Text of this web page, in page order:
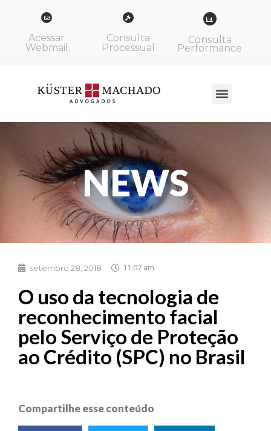
Acessar
Webmail
Consulta
Processual
Consulta
Performance
NEWS
setembro 28, 2018 11:07 am
O uso da tecnologia de
reconhecimento facial
pelo Serviço de Proteção
ao Crédito (SPC) no Brasil
Compartilhe esse conteúdo